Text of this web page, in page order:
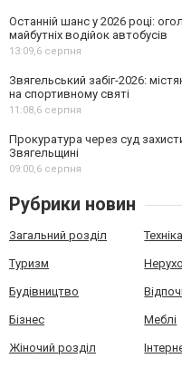
Останній шанс у 2026 році:
майбутніх водійок автобусів
13:09,6 серпня
Звягельський забіг-2026:
на спортивному святі
11:08,6 серпня
Прокуратура через суд
Звягельщині
09:00,6 серпня
Рубрики новин
Загальний розділ Техніка
Туризм
Будівництво
Бізнес Меблі
Жіночий розділ